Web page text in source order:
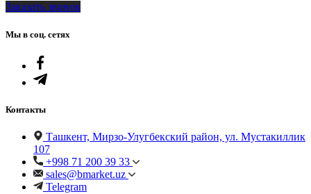
Заказать звонок
Мы в соц. сетях
Контакты
Ташкент, Мирзо-Улугбекский район, ул. Мустакиллик
107
+998 71 200 39 33
sales@bmarket.uz
Telegram